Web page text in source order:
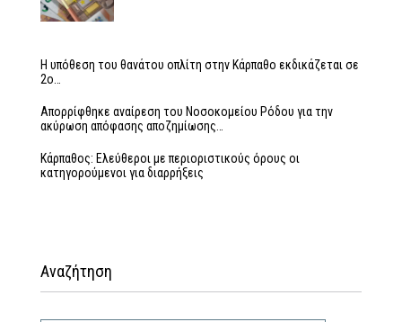
Η υπόθεση του θανάτου οπλίτη στην Κάρπαθο εκδικάζεται σε
2ο…
Απορρίφθηκε αναίρεση του Νοσοκομείου Ρόδου για την
ακύρωση απόφασης αποζημίωσης…
Κάρπαθος: Ελεύθεροι με περιοριστικούς όρους οι
κατηγορούμενοι για διαρρήξεις
Αναζήτηση